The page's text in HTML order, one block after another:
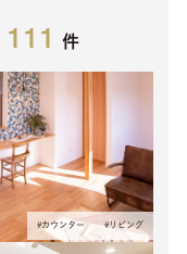
111 件
#カウンター #リビング